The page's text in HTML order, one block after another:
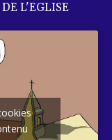
DE L'EGLISE